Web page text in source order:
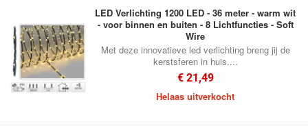
LED Verlichting 1200 LED - 36 meter - warm wit
- voor binnen en buiten - 8 Lichtfuncties - Soft
Wire
Met deze innovatieve led verlichting breng jij de
kerstsferen in huis....
€ 21,49
Helaas uitverkocht